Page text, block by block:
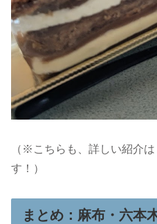
（※こちらも、詳しい紹介
す！）
まとめ：麻布・六本